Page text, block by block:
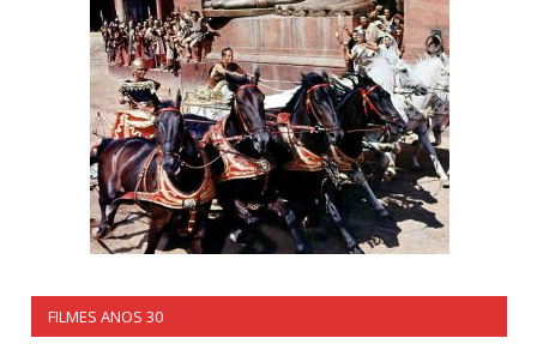
FILMES ANOS 30